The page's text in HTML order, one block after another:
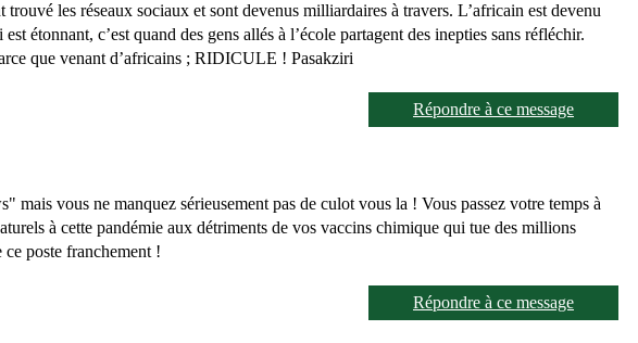
les réseaux sociaux et sont devenus milliardaires à travers. L’africain est devenu
étonnant, c’est quand des gens allés à l’école partagent des inepties sans réfléchir.
que venant d’africains ; RIDICULE ! Pasakziri
Répondre à ce message
vous ne manquez sérieusement pas de culot vous la ! Vous passez votre temps à
à cette pandémie aux détriments de vos vaccins chimique qui tue des millions
poste franchement !
Répondre à ce message